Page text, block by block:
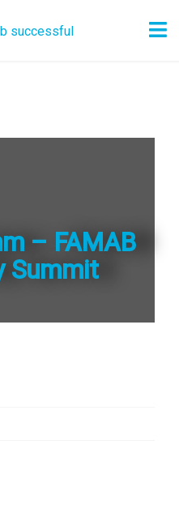
– FAMAB
Summit